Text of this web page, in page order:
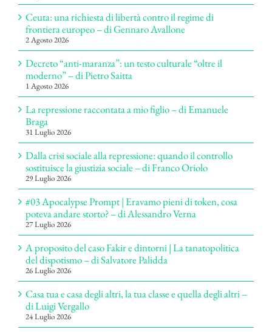
Ceuta: una richiesta di libertà contro il regime di
frontiera europeo – di Gennaro Avallone
2 Agosto 2026
Decreto “anti-maranza”: un testo culturale “oltre il
moderno” – di Pietro Saitta
1 Agosto 2026
La repressione raccontata a mio figlio – di Emanuele
Braga
31 Luglio 2026
Dalla crisi sociale alla repressione: quando il controllo
sostituisce la giustizia sociale – di Franco Oriolo
29 Luglio 2026
#03 Apocalypse Prompt | Eravamo pieni di token, cosa
poteva andare storto? – di Alessandro Verna
27 Luglio 2026
A proposito del caso Fakir e dintorni | La tanatopolitica
del dispotismo – di Salvatore Palidda
26 Luglio 2026
Casa tua e casa degli altri, la tua classe e quella degli altri –
di Luigi Vergallo
24 Luglio 2026